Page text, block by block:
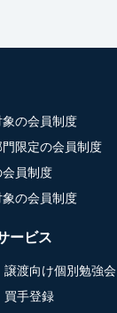
象の会員制度
限定の会員制度
員制度
象の会員制度
ービス
譲渡向け個別勉強会
買手登録